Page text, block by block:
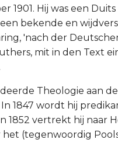
1901. Hij was een
bekende en
'nach der
mit in den Text
Theologie aan
In 1847 wordt hij
1852 vertrekt hij naar
het (tegenwoordig